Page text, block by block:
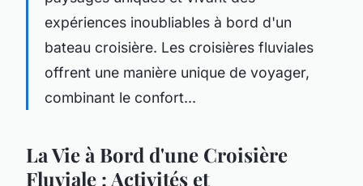
expériences inoubliables à bord d'un
bateau croisière. Les croisières fluviales
offrent une manière unique de voyager,
combinant le confort...
La Vie à Bord d'une Croisière
Fluviale : Activités et